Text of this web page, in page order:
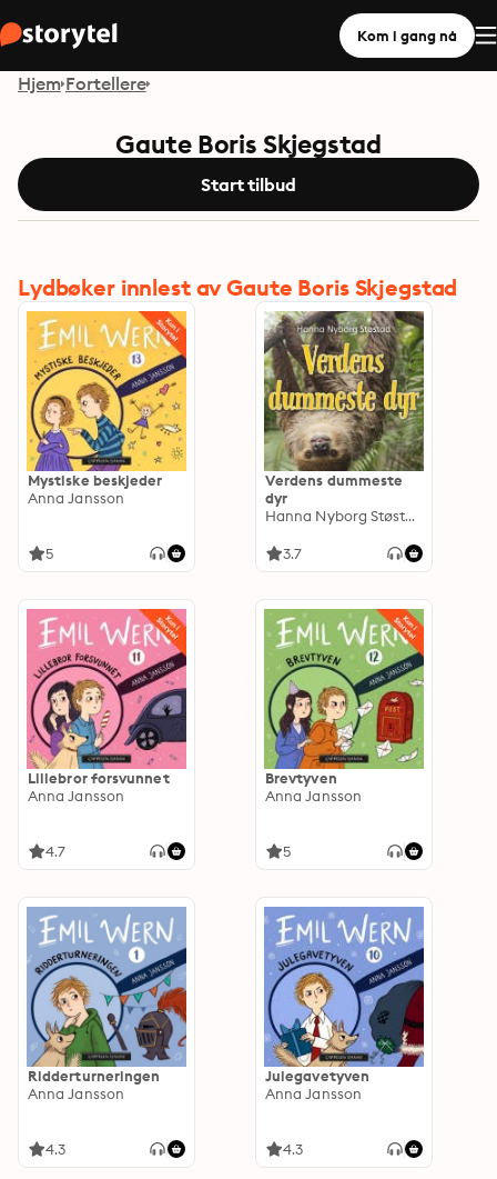
Kom i gang nå
Hjem Fortellere
Gaute Boris Skjegstad
Start tilbud
Lydbøker innlest av Gaute Boris Skjegstad
Mystiske beskjeder
Anna Jansson
5
Verdens dummeste
dyr
Hanna Nyborg Støstad
3.7
Lillebror forsvunnet
Anna Jansson
4.7
Brevtyven
Anna Jansson
5
Ridderturneringen
Anna Jansson
4.3
Julegavetyven
Anna Jansson
4.3